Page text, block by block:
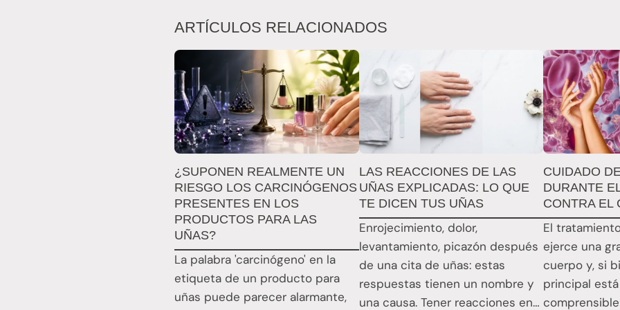
ARTÍCULOS RELACIONADOS
¿SUPONEN REALMENTE UN
RIESGO LOS CARCINÓGENOS
PRESENTES EN LOS
PRODUCTOS PARA LAS
UÑAS?
La palabra 'carcinógeno' en la
etiqueta de un producto para
uñas puede parecer alarmante,
LAS REACCIONES DE LAS
UÑAS EXPLICADAS: LO QUE
TE DICEN TUS UÑAS
Enrojecimiento, dolor,
levantamiento, picazón después
de una cita de uñas: estas
respuestas tienen un nombre y
una causa. Tener reacciones en
CUIDADO
DURANTE
CONTRA EL
El
ejerce una
cuerpo y, si
principal está